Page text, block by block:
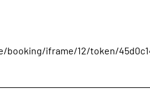
iframe/12/token/